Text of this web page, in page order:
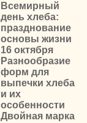
Всемирный
день хлеба:
празднование
основы жизни
16 октября
Разнообразие
форм для
выпечки хлеба
и их
особенности
Двойная марка